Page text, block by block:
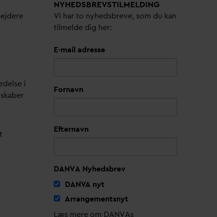
i
NYHEDSBREVS­TILMELDING
Vi har to nyhedsbreve, som du kan
tilmelde dig her:
E-mail adresse
Fornavn
Efternavn
DANVA Nyhedsbrev
DANVA nyt
Arrangementsnyt
Læs mere om DANVAs